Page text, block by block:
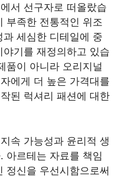
서 선구자로 떠올랐습
부족한 전통적인 위조
세심한 디테일에 중
기를 재정의하고 있습
품이 아니라 오리지널
에게 더 높은 가격대를
된 럭셔리 패션에 대한
속 가능성과 윤리적 생
아르테는 자료를 책임
정신을 우선시함으로써